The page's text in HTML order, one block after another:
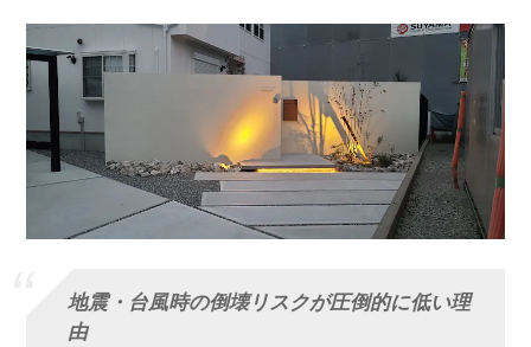
地震・台風時の倒壊リスクが圧倒的に低い理
由